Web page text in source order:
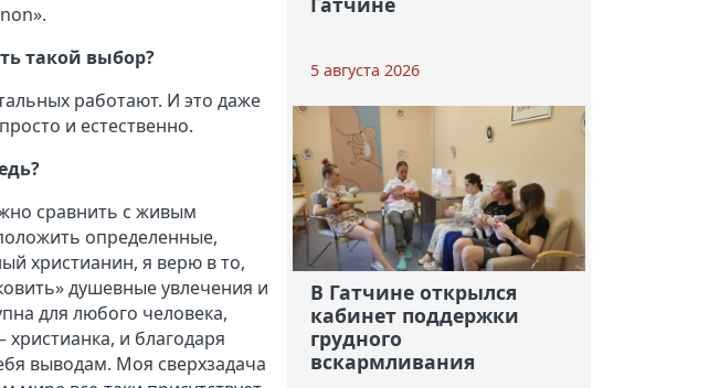
такой выбор?
работают. И это даже
и естественно.
сравнить с живым
определенные,
христианин, я верю в то,
душевные увлечения и
для любого человека,
и благодаря
выводам. Моя сверхзадача
5 августа 2026
В Гатчине открылся
кабинет поддержки
грудного
вскармливания